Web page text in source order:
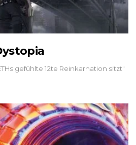
gefühlte 12te Reinkarnation sitzt"